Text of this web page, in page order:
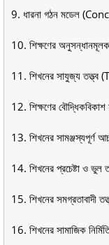
9. ধারনা গঠন মডেল
10. শিক্ষণের অনুসন্ধানমূলক
11. শিখনের সাযুজ্য
12. শিক্ষণের
13. শিখনের সামঞ্জস্যপূর্ণ
14. শিখনের প্রচেষ্টা ও ভুল
15. শিখনের সমগ্রতাবাদী
16. শিখনের সামাজিক